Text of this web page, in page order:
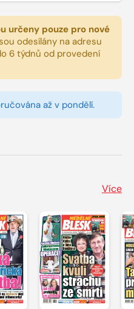
určeny pouze pro nové
odesílány na adresu
6 týdnů od provedení
až v pondělí.
Více